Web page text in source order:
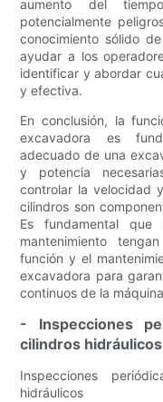
aumento del
potencialmente
conocimiento sólido
ayudar a los
identificar y abordar
y efectiva.
En conclusión, la
excavadora es
adecuado de una
y ​​potencia
controlar la velocidad
cilindros son
Es fundamental
mantenimiento
función y el
excavadora para
continuos de la
- Inspecciones
cilindros
Inspecciones
hidráulicos